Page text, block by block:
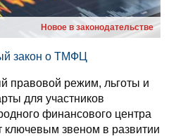
Новое в законодательстве
за­кон о ТМФЦ
правовой режим, льготы и
для участников
финансового центра
звеном в развитии